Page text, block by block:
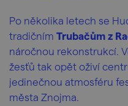
Po několika letech se
tradičním Trubačům z
náročnou rekonstrukcí.
žesťů tak opět oživí
jedinečnou atmosféru
města Znojma.